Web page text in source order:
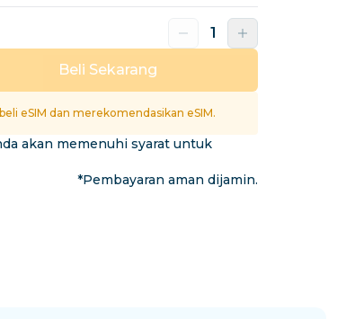
Beli Sekarang
eSIM dan merekomendasikan eSIM.
akan memenuhi syarat untuk
*Pembayaran aman dijamin.